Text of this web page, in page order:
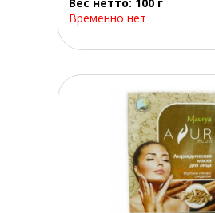
Вес нетто: 100 г
Временно нет